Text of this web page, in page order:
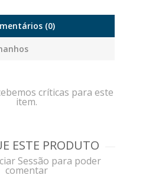
(0)
críticas para este
item.
ESTE PRODUTO
Sessão para poder
comentar